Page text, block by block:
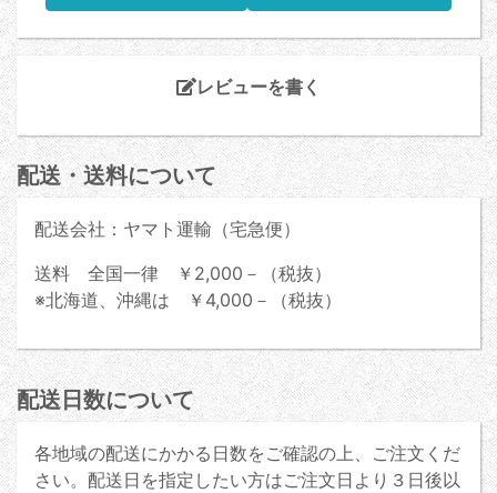
レビューを書く
配送・送料について
配送会社：ヤマト運輸（宅急便）
送料 全国一律 ￥2,000－（税抜）
※北海道、沖縄は ￥4,000－（税抜）
配送日数について
各地域の配送にかかる日数をご確認の上、ご注文くだ
さい。配送日を指定したい方はご注文日より３日後以